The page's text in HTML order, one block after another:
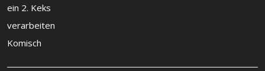
ein 2. Keks
verarbeiten
Komisch